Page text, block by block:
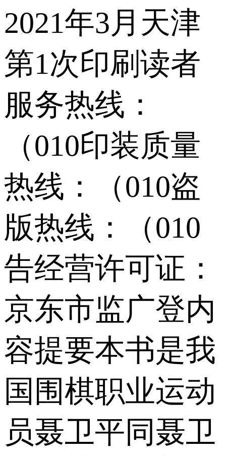
2021年3月天津
第1次印刷读者
服务热线：
（010印装质量
热线：（010盗
版热线：（010
告经营许可证：
京东市监广登内
容提要本书是我
国围棋职业运动
员聂卫平同聂卫